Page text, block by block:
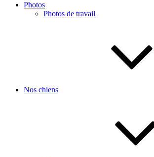
Photos
Photos de travail
Nos chiens